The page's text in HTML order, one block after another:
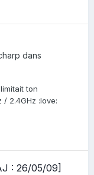
dans
ton
2.4GHz :love:
: 26/05/09]